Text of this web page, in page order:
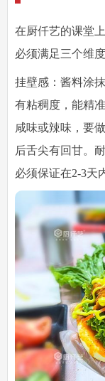
在厨仟艺的课堂
必须满足三个维度
挂壁感：酱料涂
有粘稠度，能精
咸味或辣味，要
后舌尖有回甘。
必须保证在2-3天